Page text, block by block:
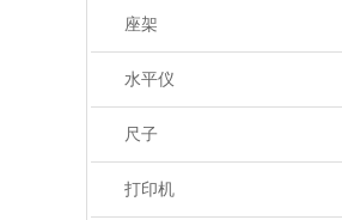
座架
水平仪
尺子
打印机